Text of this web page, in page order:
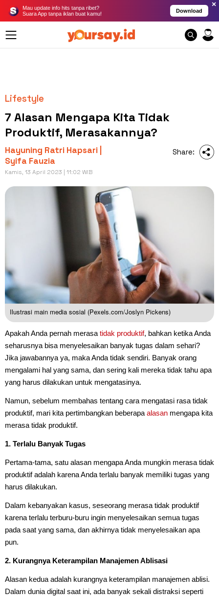
Mau update info hits tanpa ribet?
Suara App tanpa iklan buat kamu!
Download
×
Lifestyle
7 Alasan Mengapa Kita Tidak
Produktif, Merasakannya?
Hayuning Ratri Hapsari |
Syifa Fauzia
Kamis, 13 April 2023 | 11:02 WIB
Share:
Ilustrasi main media sosial (Pexels.com/Joslyn Pickens)
Apakah Anda pernah merasa tidak produktif, bahkan ketika Anda
seharusnya bisa menyelesaikan banyak tugas dalam sehari?
Jika jawabannya ya, maka Anda tidak sendiri. Banyak orang
mengalami hal yang sama, dan sering kali mereka tidak tahu apa
yang harus dilakukan untuk mengatasinya.
Namun, sebelum membahas tentang cara mengatasi rasa tidak
produktif, mari kita pertimbangkan beberapa alasan mengapa kita
merasa tidak produktif.
1. Terlalu Banyak Tugas
Pertama-tama, satu alasan mengapa Anda mungkin merasa tidak
produktif adalah karena Anda terlalu banyak memiliki tugas yang
harus dilakukan.
Dalam kebanyakan kasus, seseorang merasa tidak produktif
karena terlalu terburu-buru ingin menyelesaikan semua tugas
pada saat yang sama, dan akhirnya tidak menyelesaikan apa
pun.
2. Kurangnya Keterampilan Manajemen Ablisasi
Alasan kedua adalah kurangnya keterampilan manajemen ablisi.
Dalam dunia digital saat ini, ada banyak sekali distraksi seperti